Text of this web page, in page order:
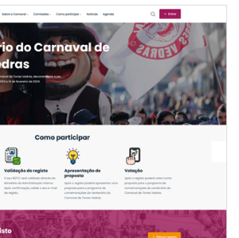
COMEMORAÇÕES DO CENTENÁRIO
DE TORRES VEDRAS